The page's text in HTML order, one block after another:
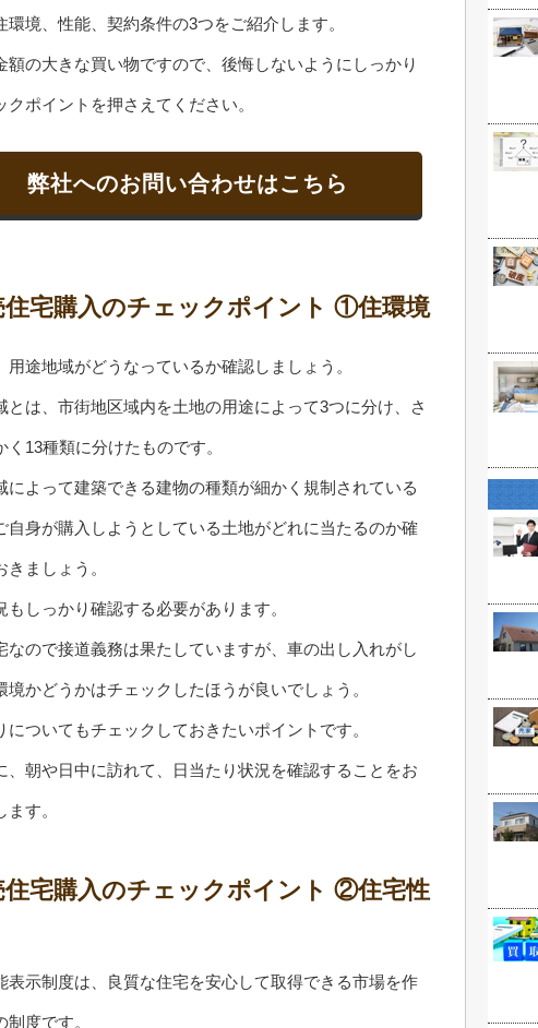
環境、性能、契約条件の3つをご紹介します。
額の大きな買い物ですので、後悔しないようにしっかり
クポイントを押さえてください。
弊社へのお問い合わせはこちら
住宅購入のチェックポイント ①住環境
用途地域がどうなっているか確認しましょう。
とは、市街地区域内を土地の用途によって3つに分け、さ
く13種類に分けたものです。
によって建築できる建物の種類が細かく規制されている
自身が購入しようとしている土地がどれに当たるのか確
きましょう。
もしっかり確認する必要があります。
なので接道義務は果たしていますが、車の出し入れがし
境かどうかはチェックしたほうが良いでしょう。
についてもチェックしておきたいポイントです。
、朝や日中に訪れて、日当たり状況を確認することをお
す。
住宅購入のチェックポイント ②住宅性
表示制度は、良質な住宅を安心して取得できる市場を作
制度です。